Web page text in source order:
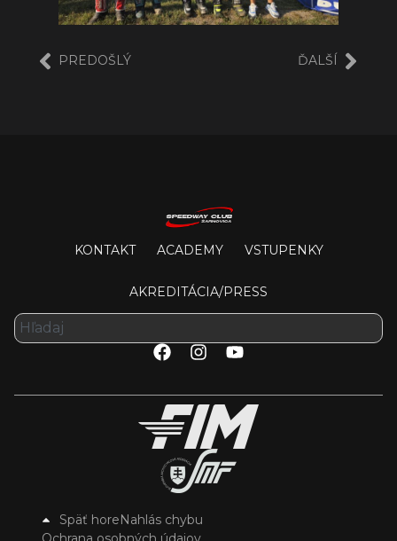
PREDOŠLÝ ĎALŠÍ
KONTAKT ACADEMY VSTUPENKY
AKREDITÁCIA/PRESS
Späť horeNahlás chybu